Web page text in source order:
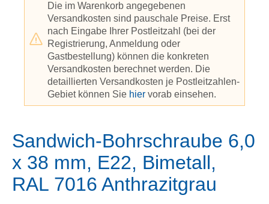
Die im Warenkorb angegebenen
Versandkosten sind pauschale Preise. Erst
nach Eingabe Ihrer Postleitzahl (bei der
Registrierung, Anmeldung oder
Gastbestellung) können die konkreten
Versandkosten berechnet werden. Die
detaillierten Versandkosten je Postleitzahlen-
Gebiet können Sie hier vorab einsehen.
Sandwich-Bohrschraube 6,0
x 38 mm, E22, Bimetall,
RAL 7016 Anthrazitgrau